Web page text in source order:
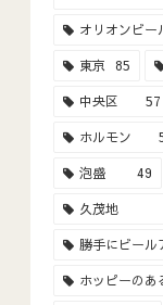
オリオンビー
東京 85
中央区 57
ホルモン
泡盛 49
久茂地
勝手にビール
ホッピーのあ